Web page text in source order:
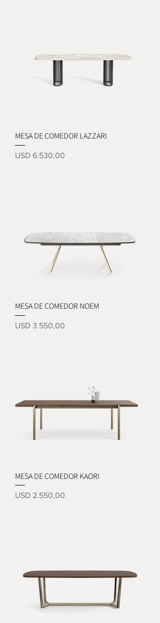
MESA DE COMEDOR LAZZARI
Precio
USD 6.530,00
MESA DE COMEDOR NOEM
Precio
USD 3.550,00
MESA DE COMEDOR KAORI
Precio
USD 2.550,00